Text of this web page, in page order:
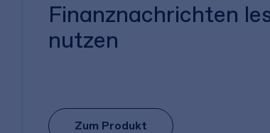
Finanznachrichten
nutzen
Zum Produkt